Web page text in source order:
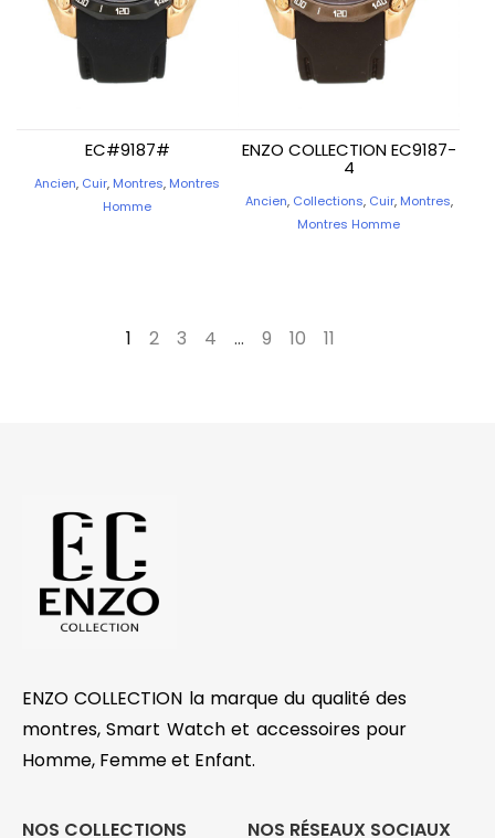
EC#9187#
Ancien, Cuir, Montres, Montres
Homme
ENZO COLLECTION EC9187-
4
Ancien, Collections, Cuir, Montres,
Montres Homme
1 2 3 4 … 9 10 11
ENZO COLLECTION la marque du qualité des
montres, Smart Watch et accessoires pour
Homme, Femme et Enfant.
NOS COLLECTIONS NOS RÉSEAUX SOCIAUX